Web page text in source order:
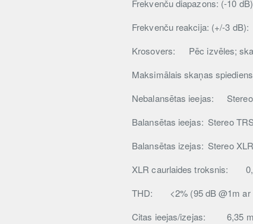
Frekvenču diapazons: (-10
Frekvenču reakcija: (+/-3 dB):
Krosovers:
Pēc izvēles;
Maksimālais skaņas
Nebalansētas ieejas:
Balansētas ieejas: Stereo
Balansētas izejas: Stereo XLR
XLR caurlaides troksnis:
THD:
<2% (95 dB @1m
Citas ieejas/izejas:
6,35